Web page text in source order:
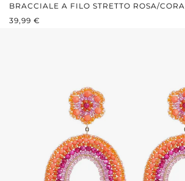
BRACCIALE A FILO STRETTO ROSA/
PREZZO NORMALE:
39,99 €